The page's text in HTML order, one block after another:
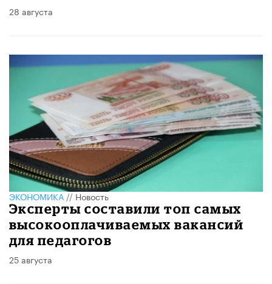
28 августа
ЭКОНОМИКА//Новость
Эксперты составили топ самых
высокооплачиваемых вакансий
для педагогов
25 августа